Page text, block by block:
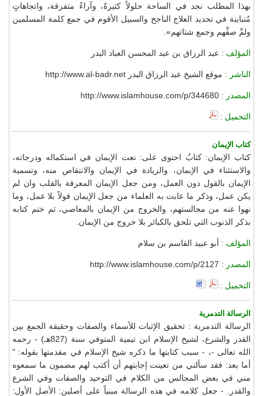
بهذا المطلب نجد في الساحة حلولاً كثيرةً، وآراءً متفرقة، واتجاهاتٍ
مُتباينة في تحديد العلاج الناجح والسبيل الأقوم في جمع كلمة المسلمين
ولمِّ صفِّهم وجمع شتاتهم».
المؤلف : عبد الرزاق بن عبد المحسن العباد البدر
الناشر : موقع الشيخ عبد الرزاق البدر http://www.al-badr.net
المصدر : http://www.islamhouse.com/p/344680
التحميل :
كتاب الإيمان
كتاب الإيمان: كتابٌ احتوى على: نعت الإيمان في استكماله ودرجاته،
والاستثناء في الإيمان، والزيادة في الإيمان والانتقاص منه، وتسمية
الإيمان بالقول دون العمل، ومن جعل الإيمان المعرفة بالقلب وان لم
يكن عمل، وذكر ما عابت به العلماء من جعل الإيمان قولاً بلا عمل، وما
نهوا عنه من مجالستهم، والخروج من الإيمان بالمعاصي، ثم ختم كتابه
بذكر الذنوب التي تلحق بالكبائر بلا خروج من الإيمان.
المؤلف : أبو عبيد القاسم بن سلام
المصدر : http://www.islamhouse.com/p/2127
التحميل :
الرسالة التدمرية
الرسالة التدمرية : تحقيق الإثبات للأسماء والصفات وحقيقة الجمع بين
القدر والشرع، لشيخ الإسلام ابن تيمية المتوفي سنة (827هـ) - رحمه
الله تعالى -، - سبب كتابتها ما ذكره شيخ الإسلام في مقدمتها بقوله: "
أما بعد: فقد سألني من تعينت إجابتهم أن أكتب لهم مضمون ما سمعوه
مني في بعض المجالس من الكلام في التوحيد والصفات وفي الشرع
والقدر. - جعل كلامه في هذه الرسالة مبنياً على أصلين: الأصل الأول: